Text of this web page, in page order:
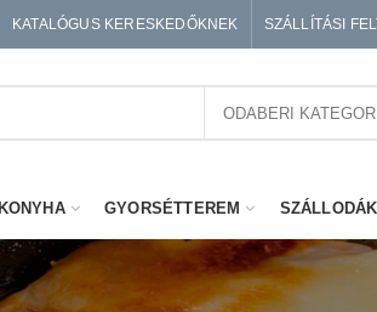
KATALÓGUS KERESKEDŐKNEK SZÁLLÍTÁSI
ODABERI
GYORSÉTTEREM SZÁLLODÁK